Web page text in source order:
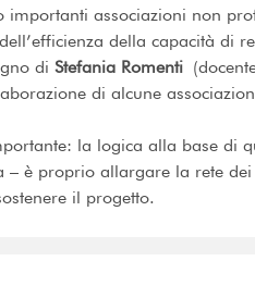
associazioni non
della capacità di
di Stefania Romenti
di alcune
la logica alla base di
è proprio allargare la rete
il progetto.